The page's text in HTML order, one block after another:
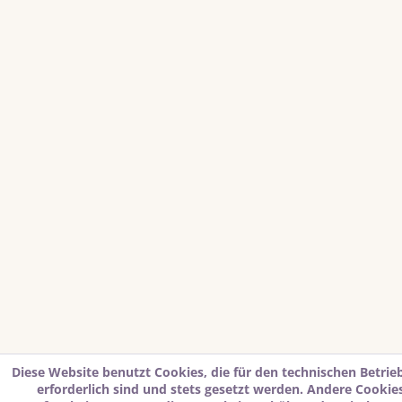
Diese Website benutzt Cookies, die für den technischen
erforderlich sind und stets gesetzt werden. Andere